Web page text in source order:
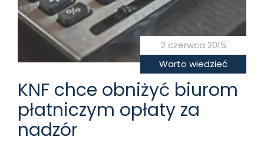
2 czerwca 2015
Warto wiedzieć
KNF chce obniżyć biurom
płatniczym opłaty za
nadzór